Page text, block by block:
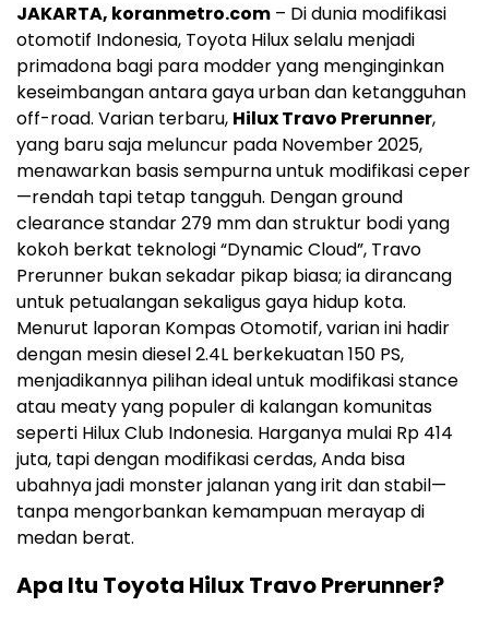
JAKARTA, koranmetro.com – Di dunia modifikasi
otomotif Indonesia, Toyota Hilux selalu menjadi
primadona bagi para modder yang menginginkan
keseimbangan antara gaya urban dan ketangguhan
off-road. Varian terbaru, Hilux Travo Prerunner,
yang baru saja meluncur pada November 2025,
menawarkan basis sempurna untuk modifikasi ceper
—rendah tapi tetap tangguh. Dengan ground
clearance standar 279 mm dan struktur bodi yang
kokoh berkat teknologi “Dynamic Cloud”, Travo
Prerunner bukan sekadar pikap biasa; ia dirancang
untuk petualangan sekaligus gaya hidup kota.
Menurut laporan Kompas Otomotif, varian ini hadir
dengan mesin diesel 2.4L berkekuatan 150 PS,
menjadikannya pilihan ideal untuk modifikasi stance
atau meaty yang populer di kalangan komunitas
seperti Hilux Club Indonesia. Harganya mulai Rp 414
juta, tapi dengan modifikasi cerdas, Anda bisa
ubahnya jadi monster jalanan yang irit dan stabil—
tanpa mengorbankan kemampuan merayap di
medan berat.
Apa Itu Toyota Hilux Travo Prerunner?